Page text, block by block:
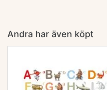
Andra har även köpt